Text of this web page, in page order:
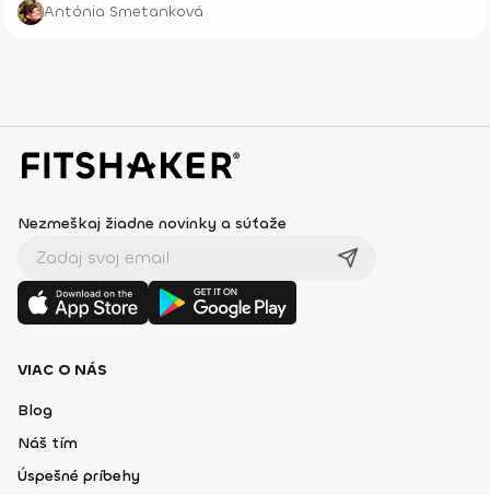
Antónia Smetanková
Nezmeškaj žiadne novinky a súťaže
VIAC O NÁS
Blog
Náš tím
Úspešné príbehy